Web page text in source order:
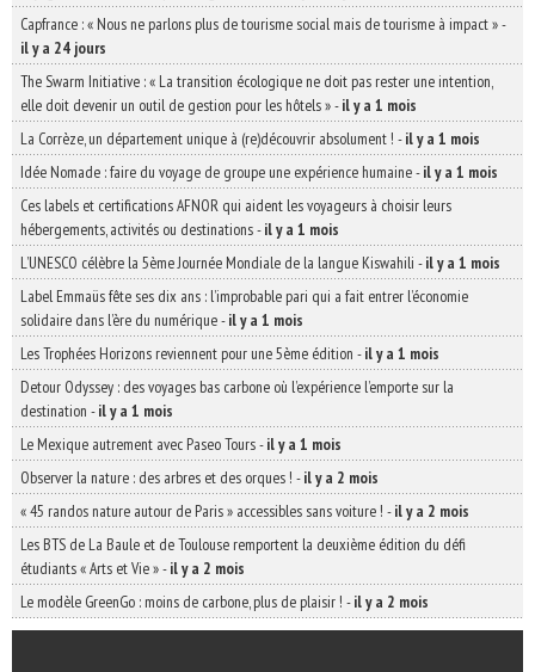
Capfrance : « Nous ne parlons plus de tourisme social mais de tourisme à impact »-
il y a 24 jours
The Swarm Initiative : « La transition écologique ne doit pas rester une intention,
elle doit devenir un outil de gestion pour les hôtels »-il y a 1 mois
La Corrèze, un département unique à (re)découvrir absolument ! -il y a 1 mois
Idée Nomade : faire du voyage de groupe une expérience humaine-il y a 1 mois
Ces labels et certifications AFNOR qui aident les voyageurs à choisir leurs
hébergements, activités ou destinations-il y a 1 mois
L’UNESCO célèbre la 5ème Journée Mondiale de la langue Kiswahili -il y a 1 mois
Label Emmaüs fête ses dix ans : l’improbable pari qui a fait entrer l’économie
solidaire dans l’ère du numérique-il y a 1 mois
Les Trophées Horizons reviennent pour une 5ème édition -il y a 1 mois
Detour Odyssey : des voyages bas carbone où l’expérience l’emporte sur la
destination -il y a 1 mois
Le Mexique autrement avec Paseo Tours-il y a 1 mois
Observer la nature : des arbres et des orques ! -il y a 2 mois
« 45 randos nature autour de Paris » accessibles sans voiture ! -il y a 2 mois
Les BTS de La Baule et de Toulouse remportent la deuxième édition du défi
étudiants « Arts et Vie »-il y a 2 mois
Le modèle GreenGo : moins de carbone, plus de plaisir ! -il y a 2 mois